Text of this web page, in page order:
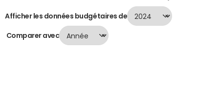
Afficher les données budgétaires de
Comparer avec